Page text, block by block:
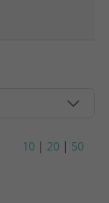
10 | 20 | 50